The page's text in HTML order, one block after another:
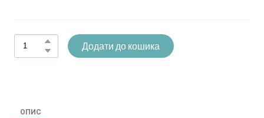
Додати до кошика
ОПИС